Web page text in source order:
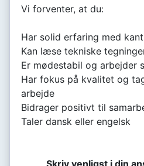
Vi forventer, at du:
Har solid erfaring med
Kan læse tekniske
Er mødestabil og arbejder
Har fokus på kvalitet og
arbejde
Bidrager positivt til
Taler dansk eller engelsk
Skriv venligst i din